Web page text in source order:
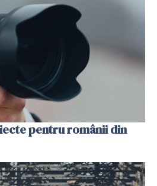
pentru românii din